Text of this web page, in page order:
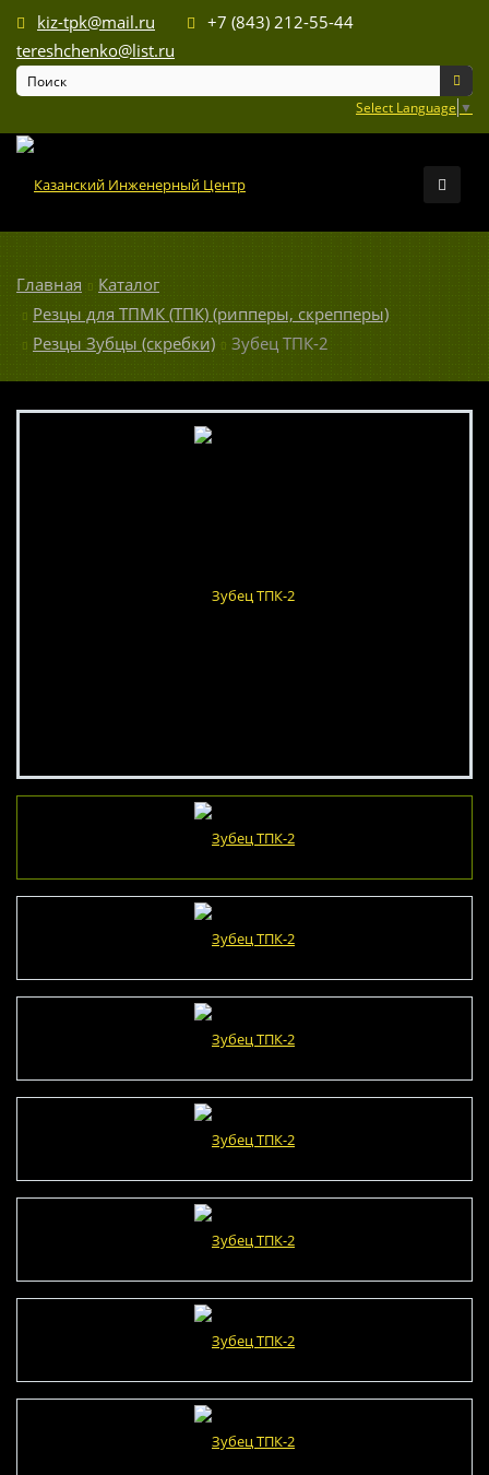
kiz-tpk@mail.ru
tereshchenko@list.ru
+7 (843) 212-55-44
Select Language ▼
Главная
Каталог
Резцы для ТПМК (ТПК) (рипперы, скрепперы)
Резцы Зубцы (скребки)
Зубец ТПК-2